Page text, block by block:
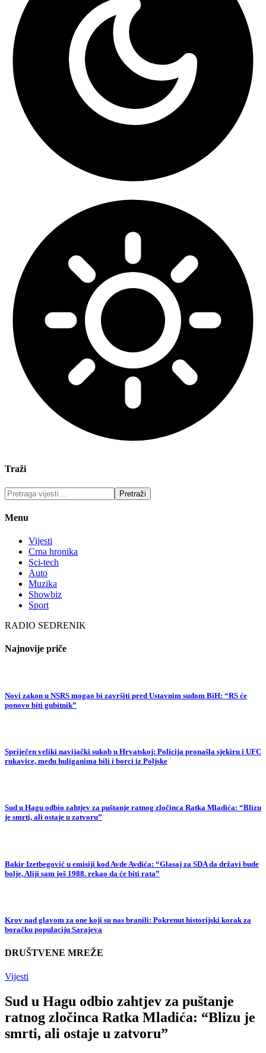
Traži
Menu
Vijesti
Crna hronika
Sci-tech
Auto
Muzika
Showbiz
Sport
RADIO SEDRENIK
Najnovije priče
Novi zakon u NSRS mogao bi završiti pred Ustavnim sudom BiH: “RS će
ponovo biti gubitnik”
Spriječen veliki navijački sukob u Hrvatskoj: Policija pronašla sjekiru i UFC
rukavice, među huliganima bili i borci iz Poljske
Sud u Hagu odbio zahtjev za puštanje ratnog zločinca Ratka Mladića: “Blizu
je smrti, ali ostaje u zatvoru”
Bakir Izetbegović u emisiji kod Avde Avdića: “Glasaj za SDA da državi bude
bolje, Aliji sam još 1988. rekao da će biti rata”
Krov nad glavom za one koji su nas branili: Pokrenut historijski korak za
boračku populaciju Sarajeva
DRUŠTVENE MREŽE
Vijesti
Sud u Hagu odbio zahtjev za puštanje
ratnog zločinca Ratka Mladića: “Blizu je
smrti, ali ostaje u zatvoru”